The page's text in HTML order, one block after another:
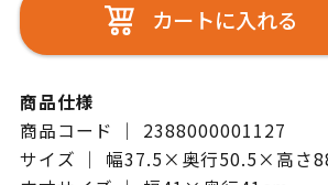
カートに入れる
商品仕様
商品コード ｜ 2388000001127
サイズ ｜ 幅37.5×奥行50.5×高さ